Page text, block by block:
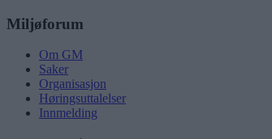
Miljøforum
Om GM
Saker
Organisasjon
Høringsuttalelser
Innmelding